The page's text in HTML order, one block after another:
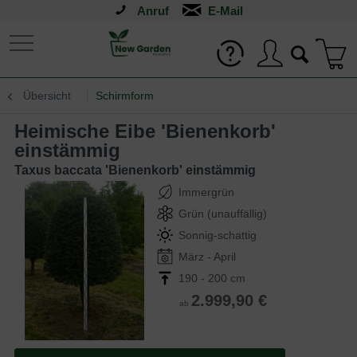
Anruf
Übersicht Schirmform
Heimische Eibe 'Bienenkorb'
einstämmig
Taxus baccata 'Bienenkorb' einstämmig
Immergrün
Grün (unauffällig)
Sonnig-schattig
März - April
190 - 200 cm
ab 2.999,90 €